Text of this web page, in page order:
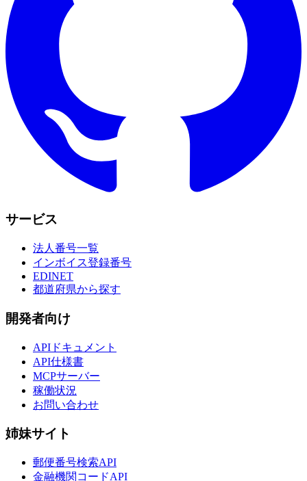
サービス
法人番号一覧
インボイス登録番号
EDINET
都道府県から探す
開発者向け
APIドキュメント
API仕様書
MCPサーバー
稼働状況
お問い合わせ
姉妹サイト
郵便番号検索API
金融機関コードAPI